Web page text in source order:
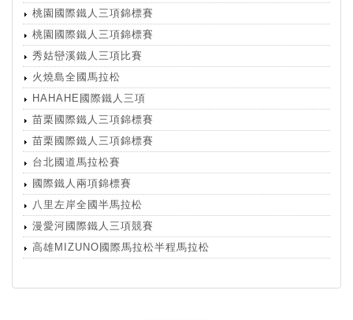
桃園國際鐵人三項錦標賽
桃園國際鐵人三項錦標賽
秀姑巒溪鐵人三項比賽
火燒島全國馬拉松
HAHAHE國際鐵人三項
苗栗國際鐵人三項錦標賽
苗栗國際鐵人三項錦標賽
台北國道馬拉松賽
國際鐵人兩項錦標賽
八里左岸全國半馬拉松
漫愛河國際鐵人三項競賽
高雄MIZUNO國際馬拉松半程馬拉松